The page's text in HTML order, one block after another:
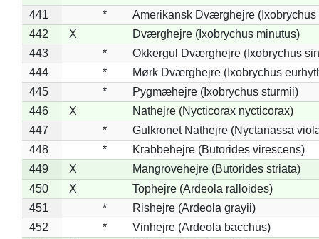
441 *
Amerikansk Dværghejre (Ixobrychus
442
X
Dværghejre (Ixobrychus minutus)
443
*
Okkergul Dværghejre (Ixobrychus
444
*
Mørk Dværghejre (Ixobrychus
445
*
Pygmæhejre (Ixobrychus sturmii)
446
X
Nathejre (Nycticorax nycticorax)
447
*
Gulkronet Nathejre (Nyctanassa
448
*
Krabbehejre (Butorides virescens)
449
X
Mangrovehejre (Butorides striata)
450
X
Tophejre (Ardeola ralloides)
451
*
Rishejre (Ardeola grayii)
452
*
Vinhejre (Ardeola bacchus)